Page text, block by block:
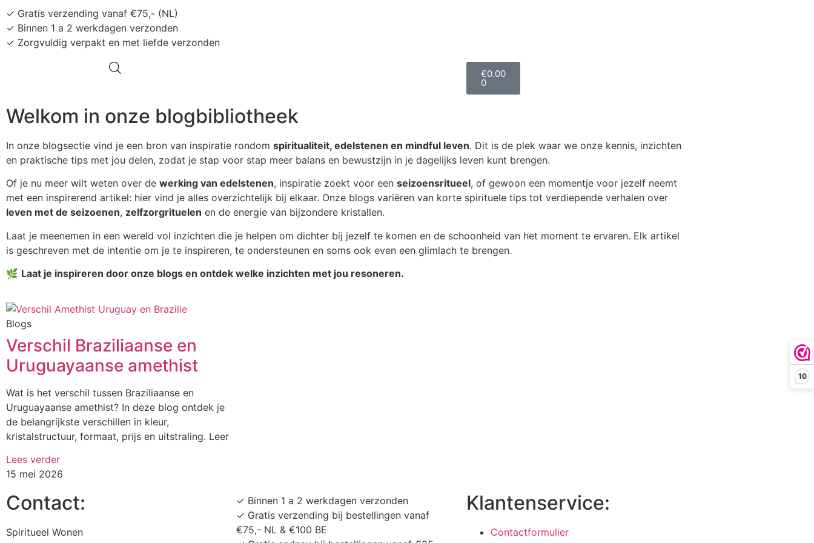
10
✓ Gratis verzending vanaf €75,- (NL)
✓ Binnen 1 a 2 werkdagen verzonden
✓ Zorgvuldig verpakt en met liefde verzonden
€0.00
0
Welkom in onze blogbibliotheek
In onze blogsectie vind je een bron van inspiratie rondom spiritualiteit, edelstenen en mindful leven. Dit is de plek waar we onze kennis, inzichten
en praktische tips met jou delen, zodat je stap voor stap meer balans en bewustzijn in je dagelijks leven kunt brengen.
Of je nu meer wilt weten over de werking van edelstenen, inspiratie zoekt voor een seizoensritueel, of gewoon een momentje voor jezelf neemt
met een inspirerend artikel: hier vind je alles overzichtelijk bij elkaar. Onze blogs variëren van korte spirituele tips tot verdiepende verhalen over
leven met de seizoenen, zelfzorgrituelen en de energie van bijzondere kristallen.
Laat je meenemen in een wereld vol inzichten die je helpen om dichter bij jezelf te komen en de schoonheid van het moment te ervaren. Elk artikel
is geschreven met de intentie om je te inspireren, te ondersteunen en soms ook even een glimlach te brengen.
🌿 Laat je inspireren door onze blogs en ontdek welke inzichten met jou resoneren.
Blogs
Verschil Braziliaanse en
Uruguayaanse amethist
Wat is het verschil tussen Braziliaanse en
Uruguayaanse amethist? In deze blog ontdek je
de belangrijkste verschillen in kleur,
kristalstructuur, formaat, prijs en uitstraling. Leer
Lees verder
15 mei 2026
Contact:
Spiritueel Wonen
✓ Binnen 1 a 2 werkdagen verzonden
✓ Gratis verzending bij bestellingen vanaf
€75,- NL & €100 BE
Klantenservice:
Contactformulier